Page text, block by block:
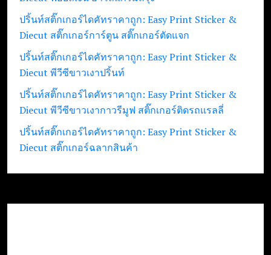
ปริ้นท์สติ๊กเกอร์ไดคัทราคาถูก: Easy Print Sticker &
Diecut สติ๊กเกอร์การ์ตูน สติ๊กเกอร์ตัดแจก
ปริ้นท์สติ๊กเกอร์ไดคัทราคาถูก: Easy Print Sticker &
Diecut พีวีซีขาวเงาปริ้นท์
ปริ้นท์สติ๊กเกอร์ไดคัทราคาถูก: Easy Print Sticker &
Diecut พีวีซีขาวเงากาวรีมูฟ สติ๊กเกอร์ติดรถแรลลี่
ปริ้นท์สติ๊กเกอร์ไดคัทราคาถูก: Easy Print Sticker &
Diecut สติ๊กเกอร์ฉลากสินค้า